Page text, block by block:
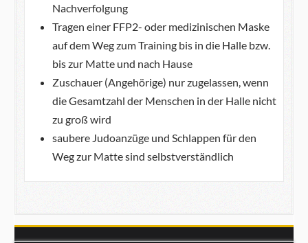
Nachverfolgung
Tragen einer FFP2- oder medizinischen Maske
auf dem Weg zum Training bis in die Halle bzw.
bis zur Matte und nach Hause
Zuschauer (Angehörige) nur zugelassen, wenn
die Gesamtzahl der Menschen in der Halle nicht
zu groß wird
saubere Judoanzüge und Schlappen für den
Weg zur Matte sind selbstverständlich